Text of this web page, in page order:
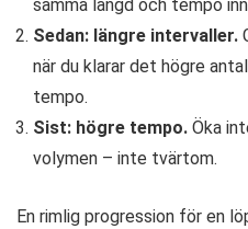
samma längd och tempo
Sedan: längre intervaller.
när du klarar det högre
tempo.
Sist: högre tempo. Öka
volymen – inte tvärtom.
En rimlig progression för en